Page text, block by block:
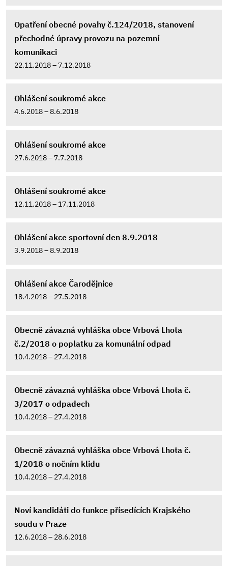
Opatření obecné povahy č.124/2018, stanovení
přechodné úpravy provozu na pozemní
komunikaci
22.11.2018 – 7.12.2018
Ohlášení soukromé akce
4.6.2018 – 8.6.2018
Ohlášení soukromé akce
27.6.2018 – 7.7.2018
Ohlášení soukromé akce
12.11.2018 – 17.11.2018
Ohlášení akce sportovní den 8.9.2018
3.9.2018 – 8.9.2018
Ohlášení akce Čarodějnice
18.4.2018 – 27.5.2018
Obecně závazná vyhláška obce Vrbová Lhota
č.2/2018 o poplatku za komunální odpad
10.4.2018 – 27.4.2018
Obecně závazná vyhláška obce Vrbová Lhota č.
3/2017 o odpadech
10.4.2018 – 27.4.2018
Obecně závazná vyhláška obce Vrbová Lhota č.
1/2018 o nočním klidu
10.4.2018 – 27.4.2018
Noví kandidáti do funkce přísedících Krajského
soudu v Praze
12.6.2018 – 28.6.2018